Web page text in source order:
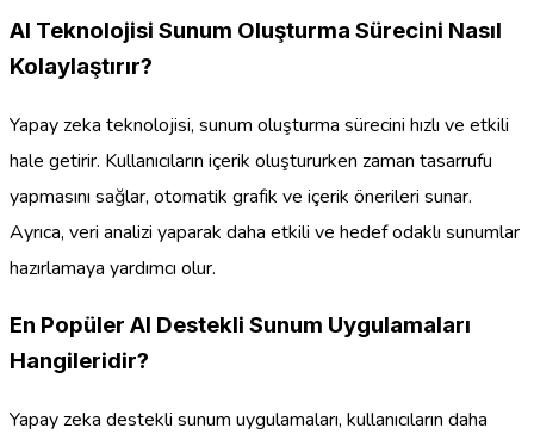
AI Teknolojisi Sunum Oluşturma Sürecini Nasıl
Kolaylaştırır?
Yapay zeka teknolojisi, sunum oluşturma sürecini hızlı ve etkili
hale getirir. Kullanıcıların içerik oluştururken zaman tasarrufu
yapmasını sağlar, otomatik grafik ve içerik önerileri sunar.
Ayrıca, veri analizi yaparak daha etkili ve hedef odaklı sunumlar
hazırlamaya yardımcı olur.
En Popüler AI Destekli Sunum Uygulamaları
Hangileridir?
Yapay zeka destekli sunum uygulamaları, kullanıcıların daha